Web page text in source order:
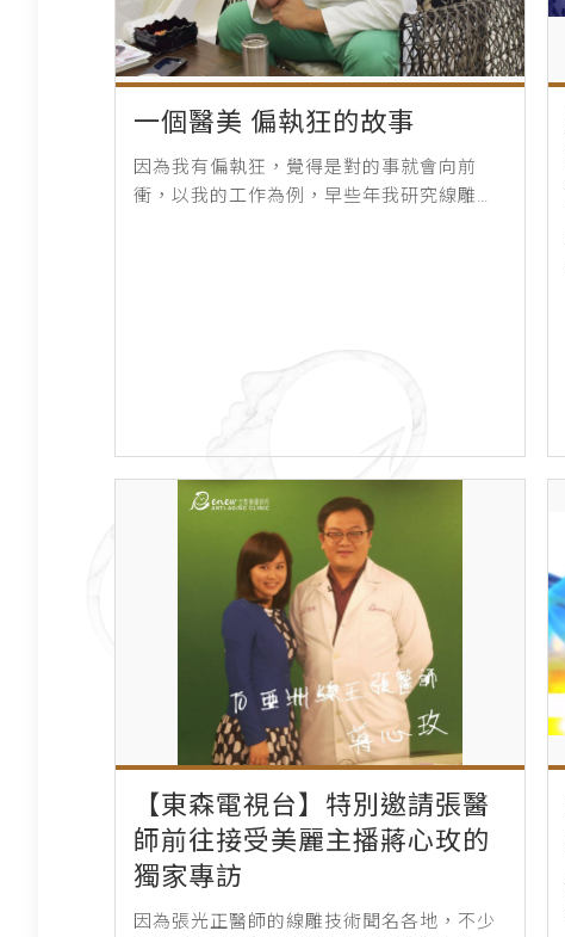
一個醫美 偏執狂的故事
因為我有偏執狂，覺得是對的事就會向前
衝，以我的工作為例，早些年我研究線雕，
【東森電視台】特別邀請張醫
師前往接受美麗主播蔣心玫的
獨家專訪
因為張光正醫師的線雕技術聞名各地，不少